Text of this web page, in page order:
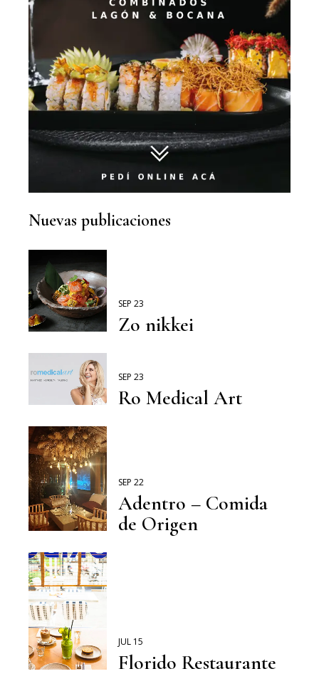
Nuevas publicaciones
SEP 23
Zo nikkei
SEP 23
Ro Medical Art
SEP 22
Adentro – Comida
de Origen
JUL 15
Florido Restaurante